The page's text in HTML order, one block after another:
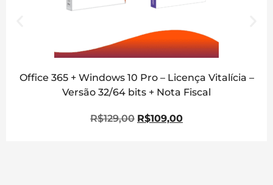
Office 365 + Windows 10 Pro – Licença Vitalícia –
Versão 32/64 bits + Nota Fiscal
R$129,00 R$109,00